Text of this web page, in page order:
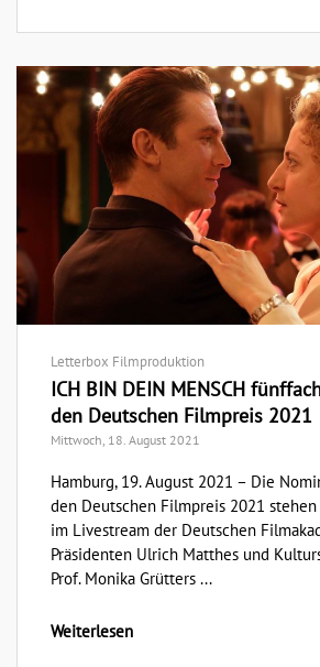
Letterbox Filmproduktion
ICH BIN DEIN MENSCH
den Deutschen Filmpreis 2021
Mittwoch, 18. August 2021
Hamburg, 19. August 2021 – Die
den Deutschen Filmpreis 2021
im Livestream der Deutschen
Präsidenten Ulrich Matthes und
Prof. Monika Grütters ...
Weiterlesen